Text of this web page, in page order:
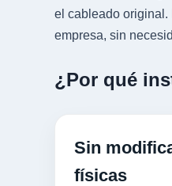
el cableado original.
empresa, sin
¿Por qué
Sin
físicas